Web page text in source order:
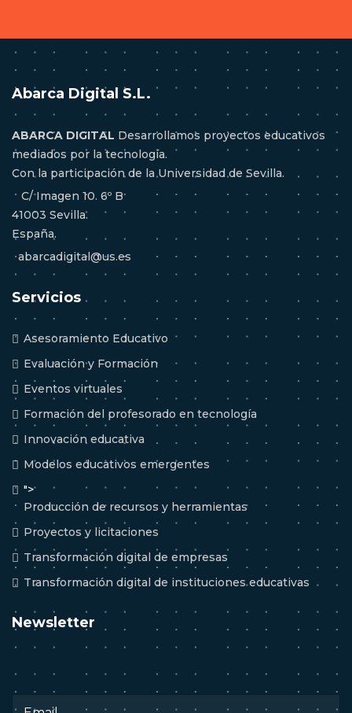
Abarca Digital S.L.
ABARCA DIGITAL Desarrollamos proyectos educativos
mediados por la tecnología.
Con la participación de la Universidad de Sevilla.
C/ Imagen 10. 6º B
41003 Sevilla.
España.
abarcadigital@us.es
Servicios
Asesoramiento Educativo
Evaluación y Formación
Eventos virtuales
Formación del profesorado en tecnología
Innovación educativa
Modelos educativos emergentes
">
Producción de recursos y herramientas
Proyectos y licitaciones
Transformación digital de empresas
Transformación digital de instituciones educativas
Newsletter